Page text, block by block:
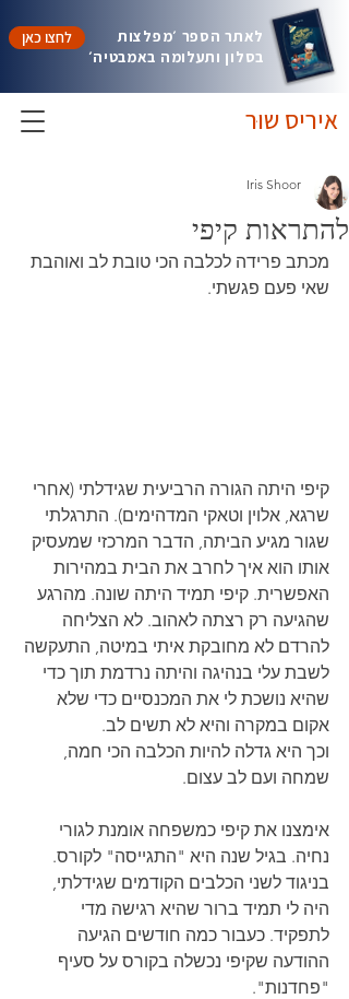
איריס שוּר
לחצו כאן
לאתר הספר ׳מפלצות
בסלון ותעלומה באמבטיה׳
להתראות קיפי
Iris Shoor
מכתב פרידה לכלבה הכי טובת לב ואוהבת
שאי פעם פגשתי.
קיפי היתה הגורה הרביעית שגידלתי (אחרי
שרגא, אלוין וטאקי המדהימים). התרגלתי
שגור מגיע הביתה, הדבר המרכזי שמעסיק
אותו הוא איך לחרב את הבית במהירות
האפשרית. קיפי תמיד היתה שונה. מהרגע
שהגיעה רק רצתה לאהוב. לא הצליחה
להרדם לא מחובקת איתי במיטה, התעקשה
לשבת עלי בנהיגה והיתה נרדמת תוך כדי
שהיא נושכת לי את המכנסיים כדי שלא
אקום במקרה והיא לא תשים לב.
וכך היא גדלה להיות הכלבה הכי חמה,
שמחה ועם לב עצום.
אימצנו את קיפי כמשפחה אומנת לגורי
נחיה. בגיל שנה היא "התגייסה" לקורס.
בניגוד לשני הכלבים הקודמים שגידלתי,
היה לי תמיד ברור שהיא רגישה מדי
לתפקיד. כעבור כמה חודשים הגיעה
ההודעה שקיפי נכשלה בקורס על סעיף
"פחדנות".